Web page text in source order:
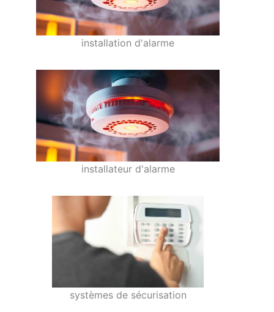
installation d'alarme
installateur d'alarme
systèmes de sécurisation